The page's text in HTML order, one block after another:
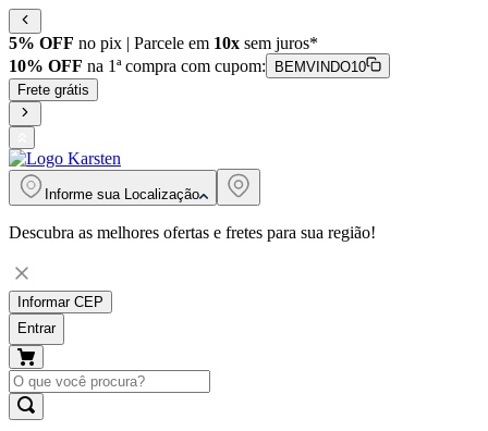
5% OFF no pix | Parcele em 10x sem juros*
10% OFF na 1ª compra com cupom:
BEMVINDO10
Frete grátis
Informe sua Localização
Descubra as melhores ofertas e fretes para sua região!
Informar CEP
Entrar